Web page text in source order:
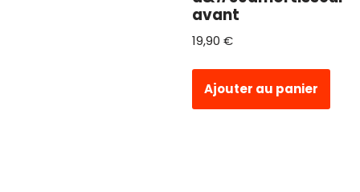
avant
19,90 €
Ajouter au panier